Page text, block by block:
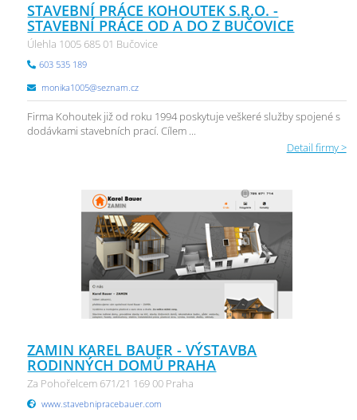
STAVEBNÍ PRÁCE KOHOUTEK S.R.O. -
STAVEBNÍ PRÁCE OD A DO Z BUČOVICE
Úlehla 1005 685 01 Bučovice
603 535 189
monika1005@seznam.cz
Firma Kohoutek již od roku 1994 poskytuje veškeré služby spojené s
dodávkami stavebních prací. Cílem ...
Detail firmy >
ZAMIN KAREL BAUER - VÝSTAVBA
RODINNÝCH DOMŮ PRAHA
Za Pohořelcem 671/21 169 00 Praha
www.stavebnipracebauer.com